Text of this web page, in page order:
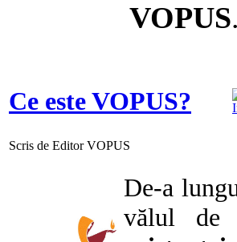
VOPUS.
Ce este VOPUS?
Scris de Editor VOPUS
De-a
vălul de